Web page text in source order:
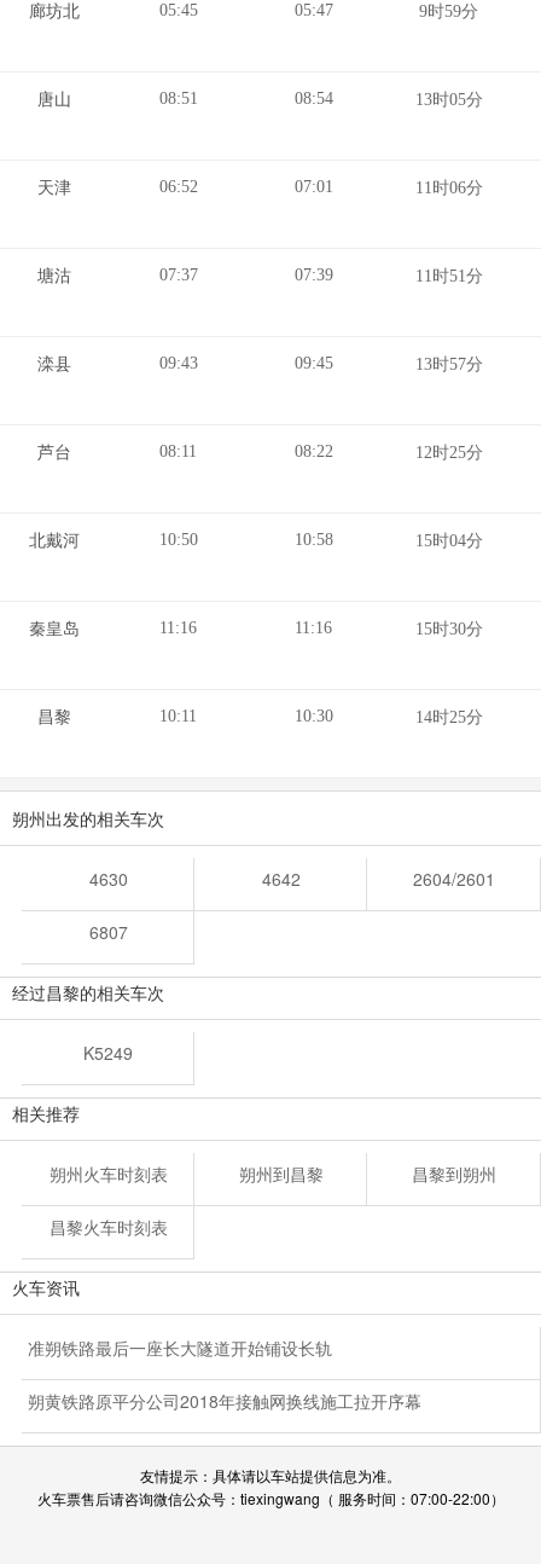
廊坊北 05:45 05:47 9时59分
唐山 08:51 08:54 13时05分
天津 06:52 07:01 11时06分
塘沽 07:37 07:39 11时51分
滦县 09:43 09:45 13时57分
芦台 08:11 08:22 12时25分
北戴河 10:50 10:58 15时04分
秦皇岛 11:16 11:16 15时30分
昌黎 10:11 10:30 14时25分
朔州出发的相关车次
4630 4642 2604/2601
6807
经过昌黎的相关车次
K5249
相关推荐
朔州火车时刻表 朔州到昌黎 昌黎到朔州
昌黎火车时刻表
火车资讯
准朔铁路最后一座长大隧道开始铺设长轨
朔黄铁路原平分公司2018年接触网换线施工拉开序幕
友情提示：具体请以车站提供信息为准。
火车票售后请咨询微信公众号：tiexingwang（ 服务时间：07:00-22:00）